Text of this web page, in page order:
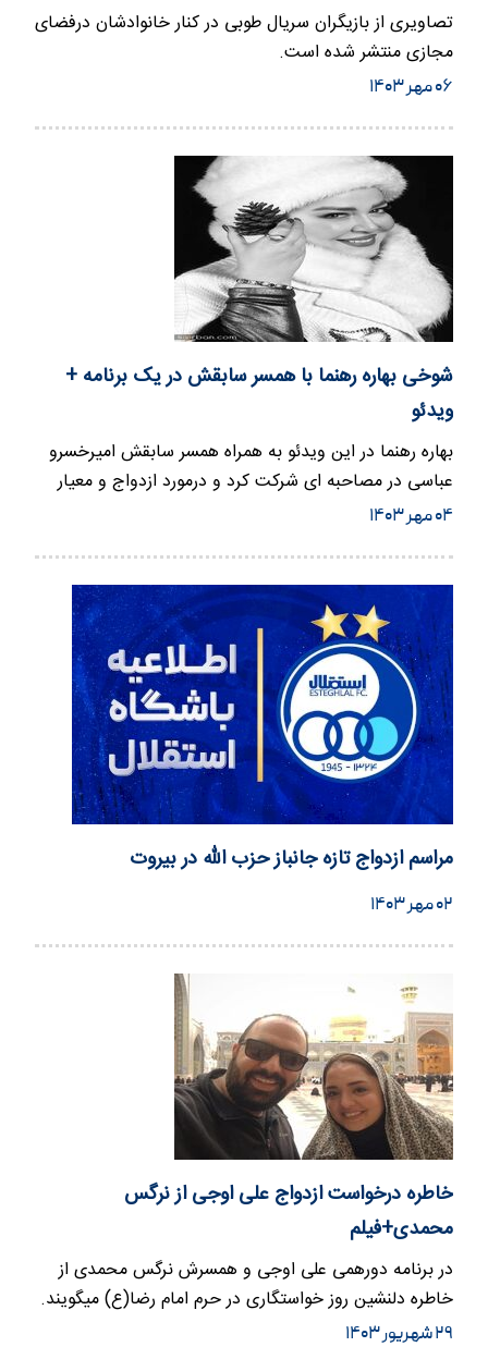
تصاویری از بازیگران سریال طوبی در کنار خانوادشان درفضای
مجازی منتشر شده است.
۰۶ مهر ۱۴۰۳
شوخی بهاره رهنما با همسر سابقش در یک برنامه +
ویدئو
بهاره رهنما در این ویدئو به همراه همسر سابقش امیرخسرو
عباسی در مصاحبه ای شرکت کرد و درمورد ازدواج و معیار
های انتخاب…
۰۴ مهر ۱۴۰۳
مراسم ازدواج تازه جانباز حزب الله در بیروت
۰۲ مهر ۱۴۰۳
خاطره درخواست ازدواج علی اوجی از نرگس
محمدی+فیلم
در برنامه دورهمی علی اوجی و همسرش نرگس محمدی از
خاطره دلنشین روز خواستگاری در حرم امام رضا(ع) میگویند.
در ادامه شما را…
۲۹ شهریور ۱۴۰۳